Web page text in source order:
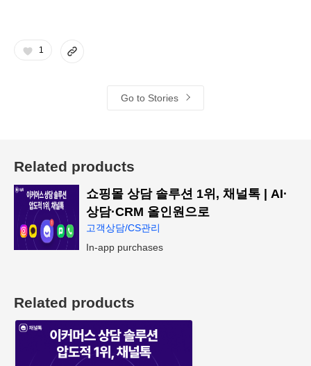
1
Go to Stories
Related products
쇼핑몰 상담 솔루션 1위, 채널톡 | AI·
상담·CRM 올인원으로
고객상담/CS관리
In-app purchases
Related products